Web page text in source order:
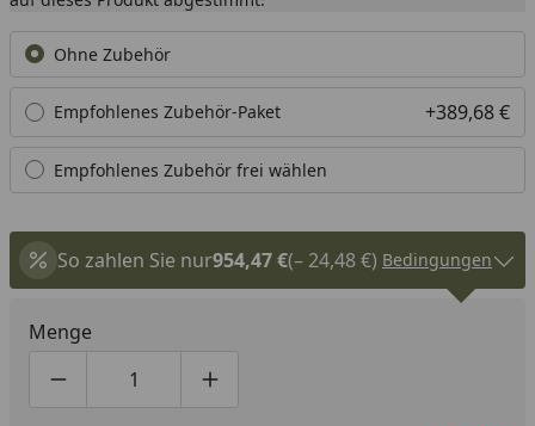
Ohne Zubehör
Empfohlenes Zubehör-Paket +389,68 €
Empfohlenes Zubehör frei wählen
So zahlen Sie nur954,47 €(– 24,48 €) Bedingungen
Menge
Produktmenge um eins verringern
Produktmenge manuell eingeben
Produktmenge um eins erhöhen